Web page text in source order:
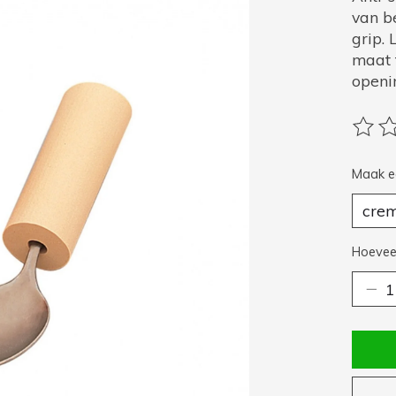
van
grip.
maat
De
Maak